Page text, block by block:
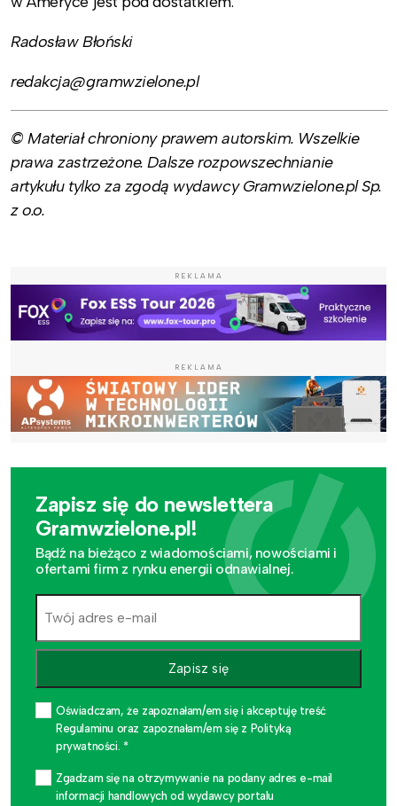
Radosław Błoński
redakcja@gramwzielone.pl
© Materiał chroniony prawem autorskim. Wszelkie
prawa zastrzeżone. Dalsze rozpowszechnianie
artykułu tylko za zgodą wydawcy Gramwzielone.pl Sp.
z o.o.
REKLAMA
REKLAMA
Zapisz się do newslettera
Gramwzielone.pl!
Bądź na bieżąco z wiadomościami, nowościami i
ofertami firm z rynku energii odnawialnej.
Zapisz się
Oświadczam, że zapoznałam/em się i akceptuję treść
Regulaminu oraz zapoznałam/em się z Polityką
prywatności. *
Zgadzam się na otrzymywanie na podany adres e-mail
informacji handlowych od wydawcy portalu